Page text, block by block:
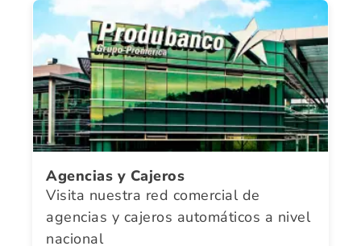
Agencias y Cajeros
Visita nuestra red comercial de
agencias y cajeros automáticos a nivel
nacional